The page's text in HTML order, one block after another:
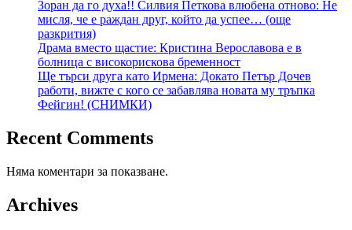
Зоран да го духа!! Силвия Петкова влюбена отново: Не
мисля, че е раждан друг, който да успее… (още
разкрития)
Драма вместо щастие: Кристина Верославова е в
болница с високорискова бременност
Ще търси друга като Ирмена: Докато Петър Дочев
работи, вижте с кого се забавлява новата му тръпка
Фейгин! (СНИМКИ)
Recent Comments
Няма коментари за показване.
Archives